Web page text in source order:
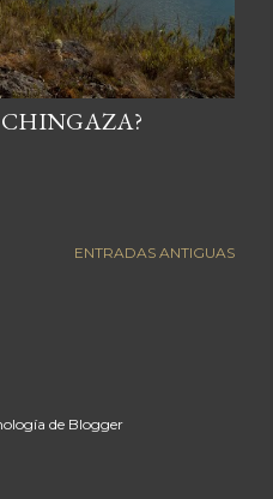
CHINGAZA?
ENTRADAS ANTIGUAS
de Blogger